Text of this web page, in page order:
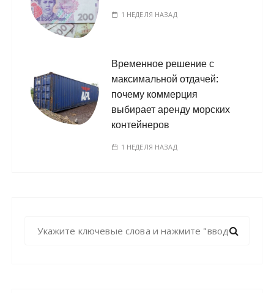
1 НЕДЕЛЯ НАЗАД
Временное решение с
максимальной отдачей:
почему коммерция
выбирает аренду морских
контейнеров
1 НЕДЕЛЯ НАЗАД